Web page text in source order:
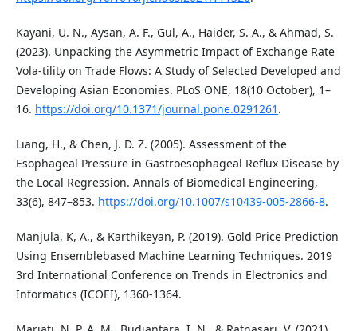
Kayani, U. N., Aysan, A. F., Gul, A., Haider, S. A., & Ahmad, S.
(2023). Unpacking the Asymmetric Impact of Exchange Rate
Vola-tility on Trade Flows: A Study of Selected Developed and
Developing Asian Economies. PLoS ONE, 18(10 October), 1–
16. https://doi.org/10.1371/journal.pone.0291261 .
Liang, H., & Chen, J. D. Z. (2005). Assessment of the
Esophageal Pressure in Gastroesophageal Reflux Disease by
the Local Regression. Annals of Biomedical Engineering,
33(6), 847–853. https://doi.org/10.1007/s10439-005-2866-8.
Manjula, K, A,, & Karthikeyan, P. (2019). Gold Price Prediction
Using Ensemblebased Machine Learning Techniques. 2019
3rd International Conference on Trends in Electronics and
Informatics (ICOEI), 1360-1364.